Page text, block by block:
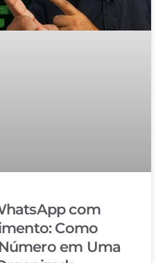
com
Como
em Uma